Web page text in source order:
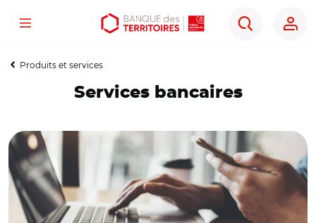
Aller
contenu
Aller
menu
Ouvrir
outils
Menu
Rechercher
Produits et services
Services bancaires